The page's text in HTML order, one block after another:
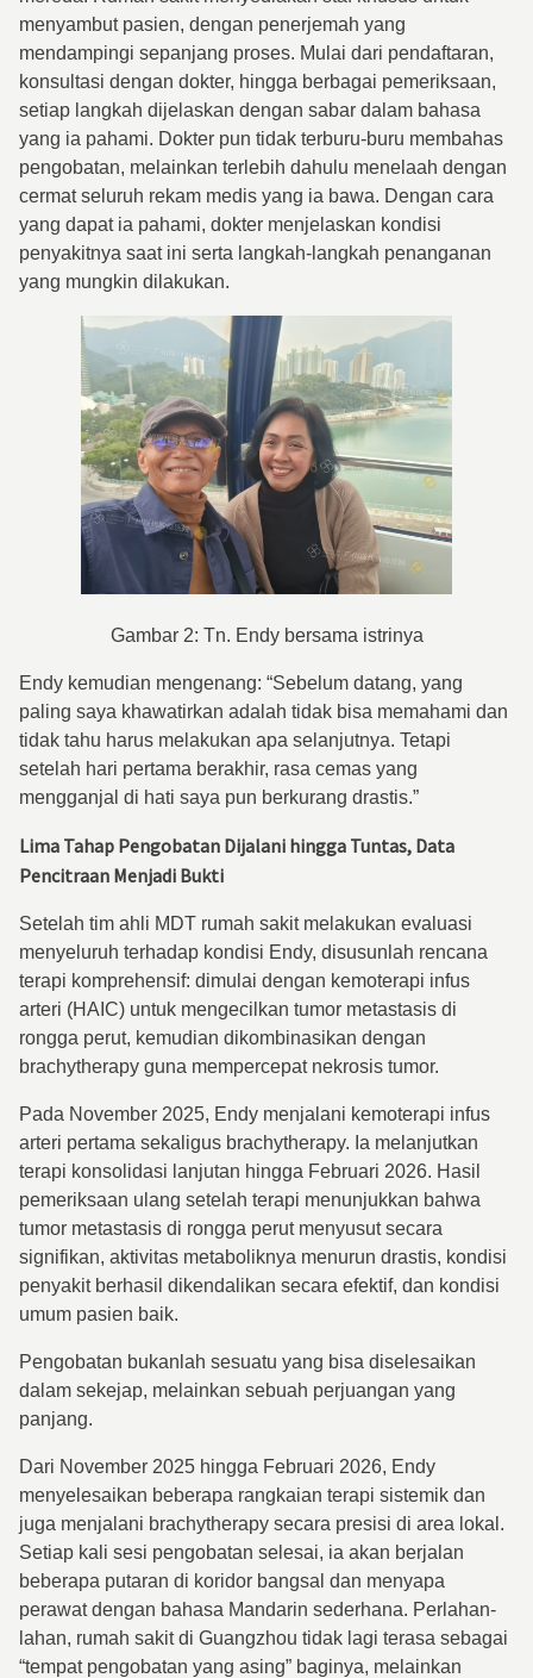
menyambut pasien, dengan penerjemah yang
mendampingi sepanjang proses. Mulai dari pendaftaran,
konsultasi dengan dokter, hingga berbagai pemeriksaan,
setiap langkah dijelaskan dengan sabar dalam bahasa
yang ia pahami. Dokter pun tidak terburu-buru membahas
pengobatan, melainkan terlebih dahulu menelaah dengan
cermat seluruh rekam medis yang ia bawa. Dengan cara
yang dapat ia pahami, dokter menjelaskan kondisi
penyakitnya saat ini serta langkah-langkah penanganan
yang mungkin dilakukan.
Gambar 2: Tn. Endy bersama istrinya
Endy kemudian mengenang: “Sebelum datang, yang
paling saya khawatirkan adalah tidak bisa memahami dan
tidak tahu harus melakukan apa selanjutnya. Tetapi
setelah hari pertama berakhir, rasa cemas yang
mengganjal di hati saya pun berkurang drastis.”
Lima Tahap Pengobatan Dijalani hingga Tuntas, Data
Pencitraan Menjadi Bukti
Setelah tim ahli MDT rumah sakit melakukan evaluasi
menyeluruh terhadap kondisi Endy, disusunlah rencana
terapi komprehensif: dimulai dengan kemoterapi infus
arteri (HAIC) untuk mengecilkan tumor metastasis di
rongga perut, kemudian dikombinasikan dengan
brachytherapy guna mempercepat nekrosis tumor.
Pada November 2025, Endy menjalani kemoterapi infus
arteri pertama sekaligus brachytherapy. Ia melanjutkan
terapi konsolidasi lanjutan hingga Februari 2026. Hasil
pemeriksaan ulang setelah terapi menunjukkan bahwa
tumor metastasis di rongga perut menyusut secara
signifikan, aktivitas metaboliknya menurun drastis, kondisi
penyakit berhasil dikendalikan secara efektif, dan kondisi
umum pasien baik.
Pengobatan bukanlah sesuatu yang bisa diselesaikan
dalam sekejap, melainkan sebuah perjuangan yang
panjang.
Dari November 2025 hingga Februari 2026, Endy
menyelesaikan beberapa rangkaian terapi sistemik dan
juga menjalani brachytherapy secara presisi di area lokal.
Setiap kali sesi pengobatan selesai, ia akan berjalan
beberapa putaran di koridor bangsal dan menyapa
perawat dengan bahasa Mandarin sederhana. Perlahan-
lahan, rumah sakit di Guangzhou tidak lagi terasa sebagai
“tempat pengobatan yang asing” baginya, melainkan